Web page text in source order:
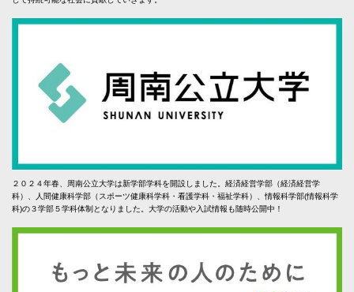
２０２４年春、周南公立大学は新学部学科を開設しました。経済経営学部（経済経営学
科）、人間健康科学部（スポーツ健康科学科・看護学科・福祉学科）、情報科学部(情報科学
科)の３学部５学科体制となりました。大学の活動や入試情報も随時公開中！